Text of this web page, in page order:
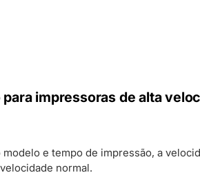
impressoras de alta
modelo e tempo de impressão, a
normal.